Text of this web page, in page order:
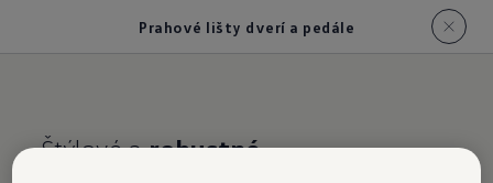
Prahové lišty dverí a pedále
Štýlové arobustné